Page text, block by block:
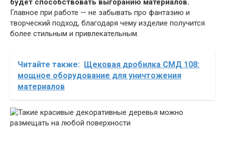
будет способствовать выгоранию материалов.
Главное при работе — не забывать про фантазию и
творческий подход, благодаря чему изделие получится
более стильным и привлекательным.
Читайте также:
Щековая дробилка СМД 108:
мощное оборудование для уничтожения
материалов